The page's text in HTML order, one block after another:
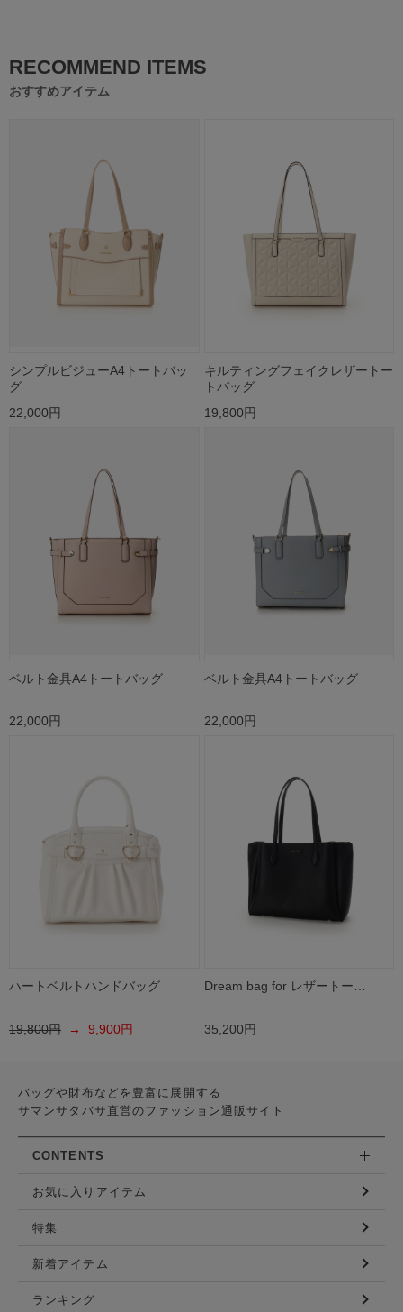
RECOMMEND ITEMS
おすすめアイテム
シンプルビジューA4トートバッ
グ
22,000円
キルティングフェイクレザートー
トバッグ
19,800円
ベルト金具A4トートバッグ
22,000円
ベルト金具A4トートバッグ
22,000円
ハートベルトハンドバッグ
19,800円 → 9,900円
Dream bag for レザートー…
35,200円
バッグや財布などを豊富に展開する
サマンサタバサ直営のファッション通販サイト
CONTENTS
お気に入りアイテム
特集
新着アイテム
ランキング